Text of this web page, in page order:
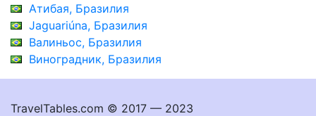
Атибая, Бразилия
Jaguariúna, Бразилия
Валиньос, Бразилия
Виноградник, Бразилия
TravelTables.com © 2017 — 2023